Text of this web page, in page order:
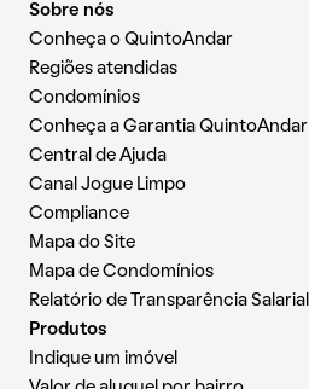
Sobre nós
Conheça o QuintoAndar
Regiões atendidas
Condomínios
Conheça a Garantia QuintoAndar
Central de Ajuda
Canal Jogue Limpo
Compliance
Mapa do Site
Mapa de Condomínios
Relatório de Transparência Salarial
Produtos
Indique um imóvel